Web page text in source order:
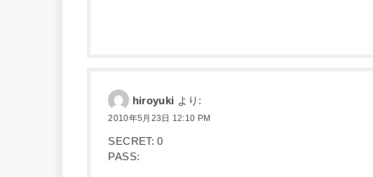
hiroyuki より:
2010年5月23日 12:10 PM
SECRET: 0
PASS: